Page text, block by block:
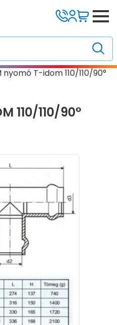
nyomó T-idom 110/110/90°
110/110/90°